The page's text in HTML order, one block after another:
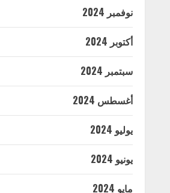
نوفمبر 2024
أكتوبر 2024
سبتمبر 2024
أغسطس 2024
يوليو 2024
يونيو 2024
مايو 2024